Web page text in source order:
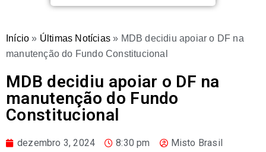
Início » Últimas Notícias » MDB decidiu apoiar o DF na
manutenção do Fundo Constitucional
MDB decidiu apoiar o DF na
manutenção do Fundo
Constitucional
dezembro 3, 2024 8:30 pm Misto Brasil